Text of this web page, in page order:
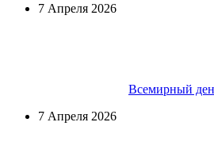
7 Апреля 2026
Всемирный
7 Апреля 2026